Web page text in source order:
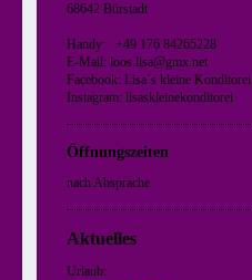
68642 Bürstadt
Handy: +49 176 84265228
E-Mail: loos.lisa@gmx.net
Facebook: Lisa´s kleine Konditorei
Instagram: lisaskleinekonditorei
Öffnungszeiten
nach Absprache
Aktuelles
Urlaub: